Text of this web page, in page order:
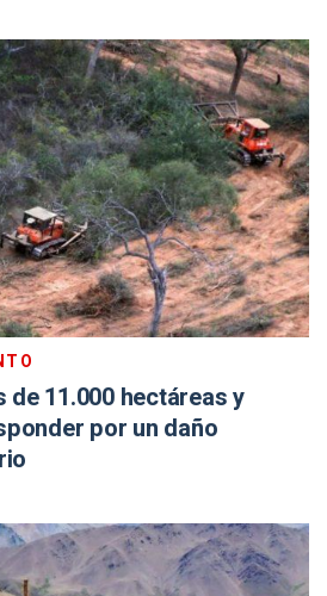
de 11.000 hectáreas y
por un daño